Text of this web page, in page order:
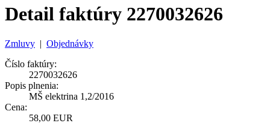
Detail faktúry 2270032626
Zmluvy | Objednávky
Číslo faktúry:
2270032626
Popis plnenia:
MŠ elektrina 1,2/2016
Cena:
58,00 EUR